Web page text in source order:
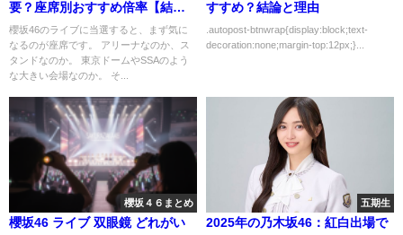
要？座席別おすすめ倍率【結論
あり】
櫻坂46のライブに当選すると、まず気に
なるのが座席です。 アリーナなのか、ス
タンドなのか。 東京ドームやSSAのよう
な大きい会場なのか。 そ...
すすめ？結論と理由
.autopost-btnwrap{display:block;text-
decoration:none;margin-top:12px;}...
櫻坂４６まとめ
櫻坂46 ライブ 双眼鏡 どれがい
五期生
2025年の乃木坂46：紅白出場で